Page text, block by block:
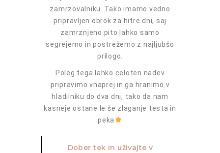
zamrzovalniku. Tako imamo vedno
pripravljen obrok za hitre dni, saj
zamrznjeno pito lahko samo
segrejemo in postrežemo z najljubšo
prilogo.
Poleg tega lahko celoten nadev
pripravimo vnaprej in ga hranimo v
hladilniku do dva dni, tako da nam
kasneje ostane le še zlaganje testa in
peka
Dober tek in uživajte v